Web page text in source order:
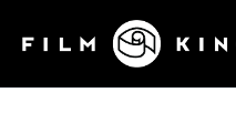
rett
innholdet